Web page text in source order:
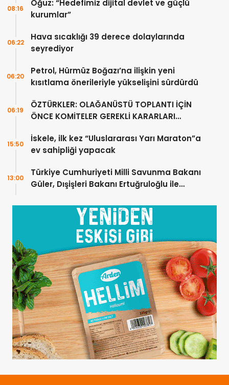
Oğuz: “Hedefimiz dijital devlet ve güçlü
kurumlar”
08:16
Hava sıcaklığı 39 derece dolaylarında
seyrediyor
06:22
Petrol, Hürmüz Boğazı’na ilişkin yeni
kısıtlama önerileriyle yükselişini sürdürdü
06:20
ÖZTÜRKLER: OLAĞANÜSTÜ TOPLANTI İÇİN
ÖNCE KOMİTELER GEREKLİ KARARLARI
06:19
İskele, ilk kez “Uluslararası Yarı Maraton”a
ev sahipliği yapacak
15:50
Türkiye Cumhuriyeti Milli Savunma Bakanı
Güler, Dışişleri Bakanı Ertuğruloğlu ile
13:00